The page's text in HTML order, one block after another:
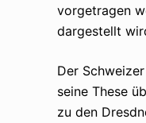
vorgetragen
dargestellt
Der
seine These
zu den